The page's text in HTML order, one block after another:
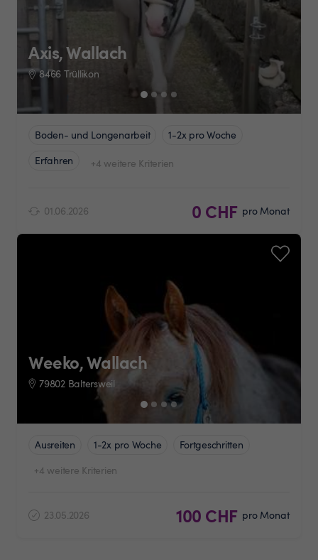
Axis, Wallach
8466 Trüllikon
Boden- und Longenarbeit
1-2x pro Woche
Erfahren
+4 weitere Kriterien
01.06.2026 0 CHF pro Monat
Weeko, Wallach
79802 Baltersweil
Ausreiten 1-2x pro Woche
Fortgeschritten
+4 weitere Kriterien
23.05.2026 100 CHF pro Monat